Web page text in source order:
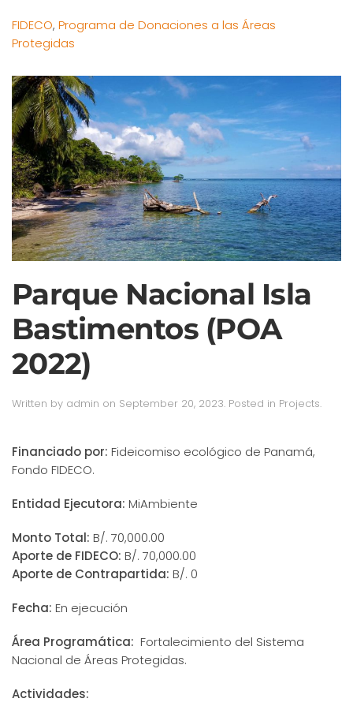
FIDECO, Programa de Donaciones a las Áreas
Protegidas
Parque Nacional Isla
Bastimentos (POA
2022)
Written by admin on September 20, 2023. Posted in Projects.
Financiado por: Fideicomiso ecológico de Panamá,
Fondo FIDECO.
Entidad Ejecutora: MiAmbiente
Monto Total: B/. 70,000.00
Aporte de FIDECO: B/. 70,000.00
Aporte de Contrapartida: B/. 0
Fecha: En ejecución
Área Programática: Fortalecimiento del Sistema
Nacional de Áreas Protegidas.
Actividades: